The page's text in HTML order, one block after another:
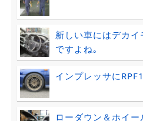
新しい車にはデカ
ですよね｡
インプレッサにRPF1
ローダウン＆ホイー